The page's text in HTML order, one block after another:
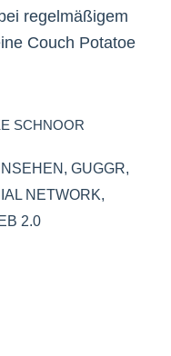
regelmäßigem
Couch Potatoe
SCHNOOR
, GUGGR,
NETWORK,
2.0